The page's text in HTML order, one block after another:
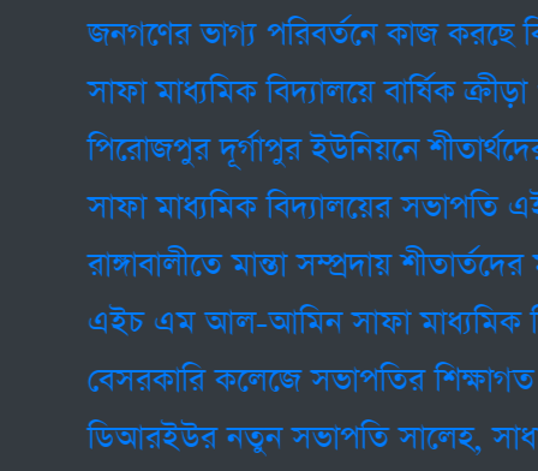
জনগণের ভাগ্য পরিবর্তনে কাজ করছে
সাফা মাধ্যমিক বিদ্যালয়ে বার্ষিক ক্রীড়া ও
পিরোজপুর দূর্গাপুর ইউনিয়নে শীতার্থদের
সাফা মাধ্যমিক বিদ্যালয়ের সভাপতি
রাঙ্গাবালীতে মান্তা সম্প্রদায় শীতার্তদের
এইচ এম আল-আমিন সাফা মাধ্যমিক
বেসরকারি কলেজে সভাপতির শিক্ষাগত
ডিআরইউর নতুন সভাপতি সালেহ,